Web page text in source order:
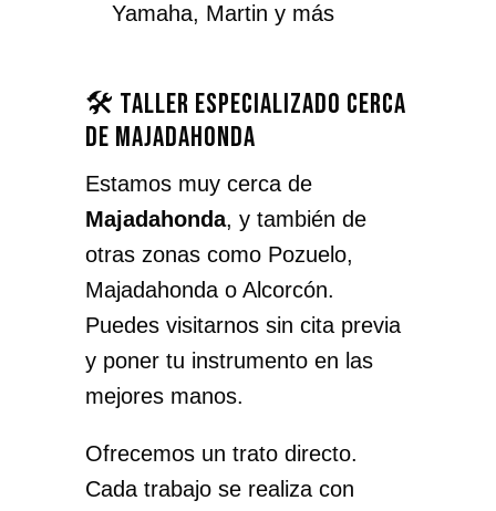
Yamaha, Martin y más
🛠️ Taller especializado cerca
de Majadahonda
Estamos muy cerca de
Majadahonda, y también de
otras zonas como Pozuelo,
Majadahonda o Alcorcón.
Puedes visitarnos sin cita previa
y poner tu instrumento en las
mejores manos.
Ofrecemos un trato directo.
Cada trabajo se realiza con